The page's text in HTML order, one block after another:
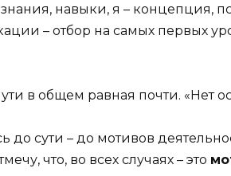
знания, навыки, я –
– отбор на самых первых
в общем равная почти. «Нет
до сути – до мотивов
что, во всех случаях – это